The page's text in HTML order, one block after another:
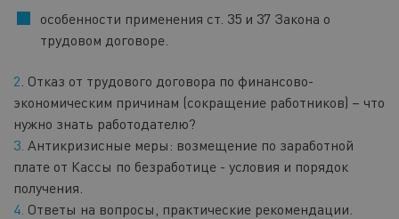
особенности применения ст. 35 и 37 Закона о
трудовом договоре.
2 . Отказ от трудового договора по финансово-
экономическим причинам (сокращение работников) – что
нужно знать работодателю?
3. Антикризисные меры: возмещение по заработной
плате от Кассы по безработице - условия и порядок
получения.
4. Ответы на вопросы, практические рекомендации.